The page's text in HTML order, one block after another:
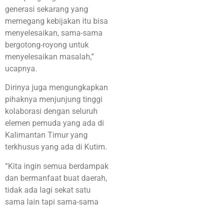
generasi sekarang yang
memegang kebijakan itu bisa
menyelesaikan, sama-sama
bergotong-royong untuk
menyelesaikan masalah,”
ucapnya.
Dirinya juga mengungkapkan
pihaknya menjunjung tinggi
kolaborasi dengan seluruh
elemen pemuda yang ada di
Kalimantan Timur yang
terkhusus yang ada di Kutim.
“Kita ingin semua berdampak
dan bermanfaat buat daerah,
tidak ada lagi sekat satu
sama lain tapi sama-sama